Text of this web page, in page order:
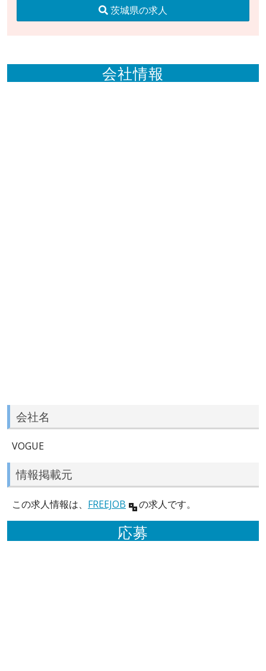
茨城県の求人
会社情報
会社名
VOGUE
情報掲載元
この求人情報は、 FREEJOB の求人です。
応募